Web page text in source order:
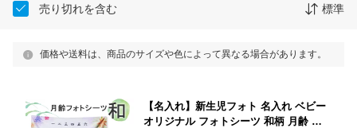
売り切れを含む 標準
価格や送料は、商品のサイズや色によって異なる場合があります。
【名入れ】新生児フォト 名入れ ベビー
オリジナル フォトシーツ 和柄 月齢 フ